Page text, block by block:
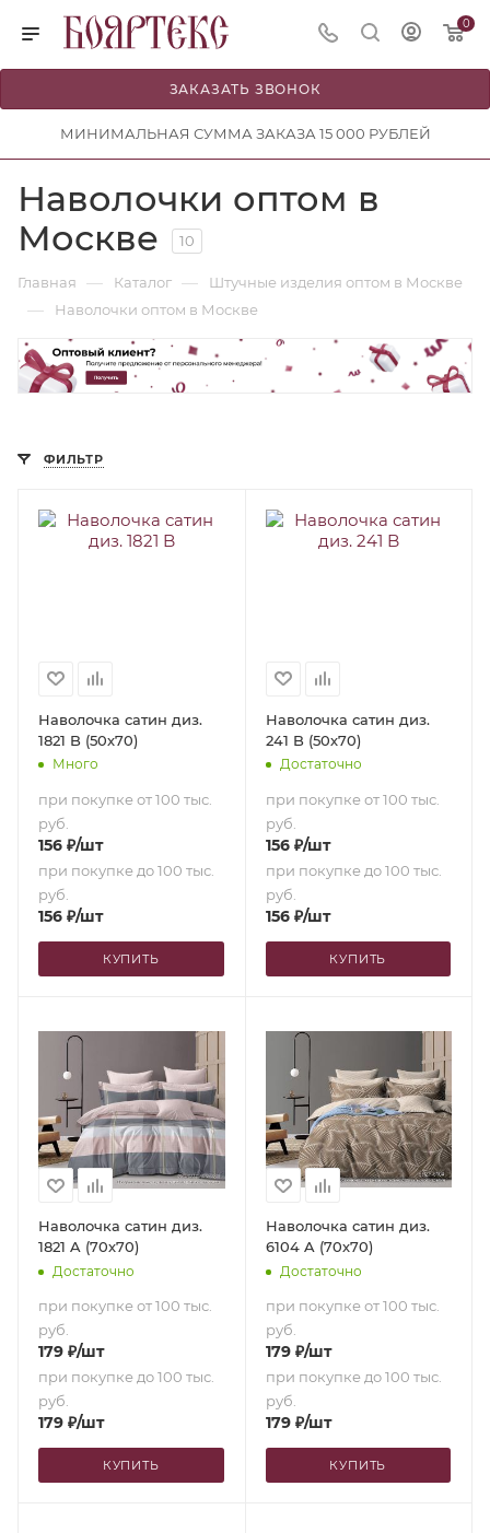
0
ЗАКАЗАТЬ ЗВОНОК
МИНИМАЛЬНАЯ СУММА ЗАКАЗА 15 000 РУБЛЕЙ
Наволочки оптом в
Москве
10
Главная — Каталог — Штучные изделия оптом в Москве
— Наволочки оптом в Москве
ФИЛЬТР
Наволочка сатин диз.
1821 B (50х70)
Много
при покупке от 100 тыс.
руб.
156 ₽/шт
при покупке до 100 тыс.
руб.
156 ₽/шт
КУПИТЬ
Наволочка сатин диз.
241 B (50х70)
Достаточно
при покупке от 100 тыс.
руб.
156₽/шт
при покупке до 100 тыс.
руб.
156₽/шт
КУПИТЬ
Наволочка сатин диз.
1821 A (70х70)
Достаточно
при покупке от 100 тыс.
руб.
179 ₽/шт
при покупке до 100 тыс.
руб.
179 ₽/шт
КУПИТЬ
Наволочка сатин диз.
6104 A (70х70)
Достаточно
при покупке от 100 тыс.
руб.
179₽/шт
при покупке до 100 тыс.
руб.
179₽/шт
КУПИТЬ